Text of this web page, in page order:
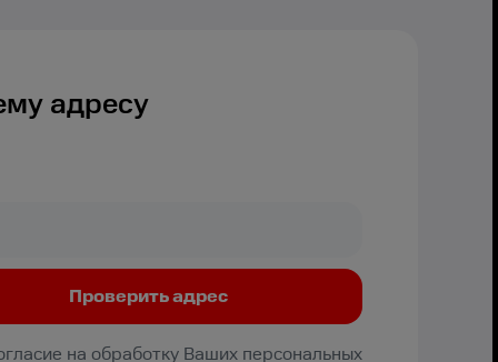
адресу
на обработку Ваших персональных